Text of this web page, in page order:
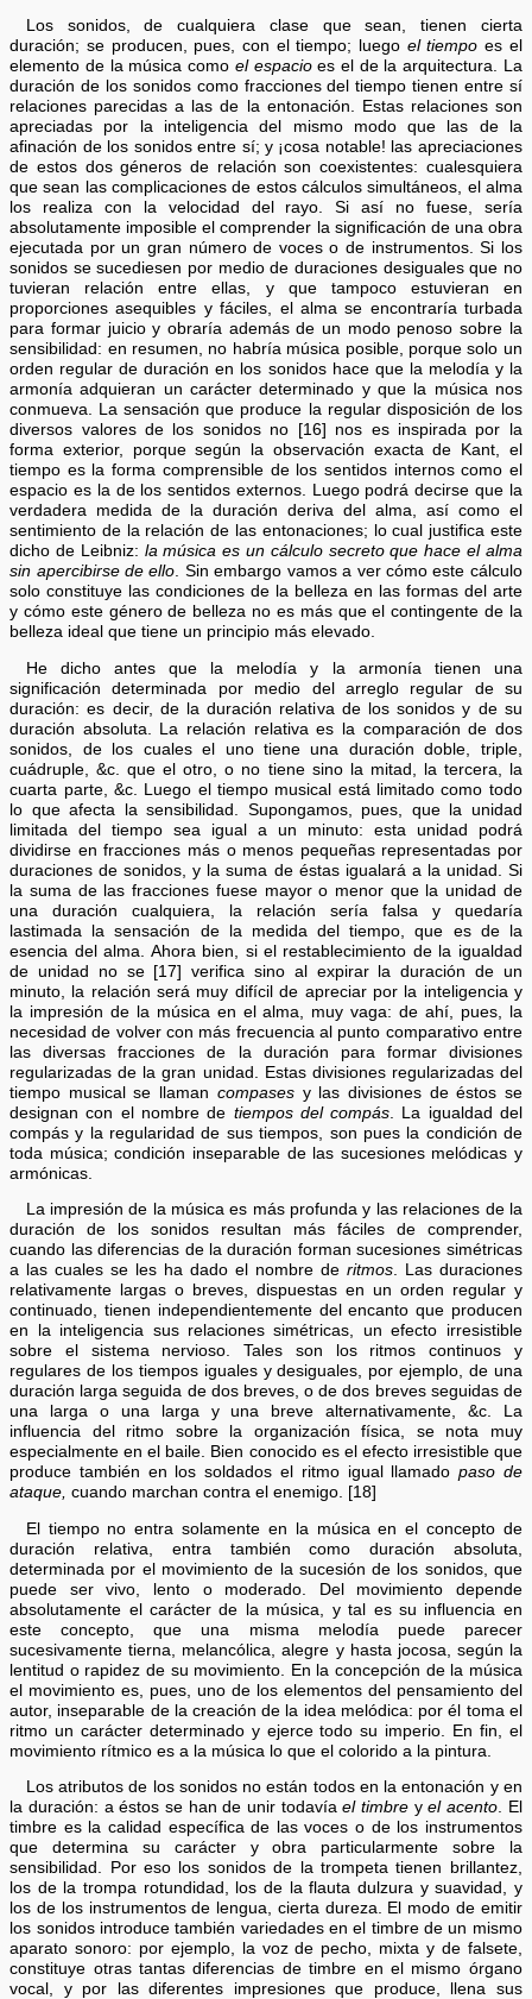
Los sonidos, de cualquiera clase que sean, tienen cierta
duración; se producen, pues, con el tiempo; luego el tiempo es el
elemento de la música como el espacioes el de la arquitectura. La
duración de los sonidos como fracciones del tiempo tienen entre sí
relaciones parecidas a las de la entonación. Estas relaciones son
apreciadas por la inteligencia del mismo modo que las de la
afinación de los sonidos entre sí; y ¡cosa notable! las apreciaciones
de estos dos géneros de relación son coexistentes: cualesquiera
que sean las complicaciones de estos cálculos simultáneos, el alma
los realiza con la velocidad del rayo. Si así no fuese, sería
absolutamente imposible el comprender la significación de una obra
ejecutada por un gran número de voces o de instrumentos. Si los
sonidos se sucediesen por medio de duraciones desiguales que no
tuvieran relación entre ellas, y que tampoco estuvieran en
proporciones asequibles y fáciles, el alma se encontraría turbada
para formar juicio y obraría además de un modo penoso sobre la
sensibilidad: en resumen, no habría música posible, porque solo un
orden regular de duración en los sonidos hace que la melodía y la
armonía adquieran un carácter determinado y que la música nos
conmueva. La sensación que produce la regular disposición de los
diversos valores de los sonidos no [16] nos es inspirada por la
forma exterior, porque según la observación exacta de Kant, el
tiempo es la forma comprensible de los sentidos internos como el
espacio es la de los sentidos externos. Luego podrá decirse que la
verdadera medida de la duración deriva del alma, así como el
sentimiento de la relación de las entonaciones; lo cual justifica este
dicho de Leibniz: la música es un cálculo secreto que hace el alma
sin apercibirse de ello. Sin embargo vamos a ver cómo este cálculo
solo constituye las condiciones de la belleza en las formas del arte
y cómo este género de belleza no es más que el contingente de la
belleza ideal que tiene un principio más elevado.
He dicho antes que la melodía y la armonía tienen una
significación determinada por medio del arreglo regular de su
duración: es decir, de la duración relativa de los sonidos y de su
duración absoluta. La relación relativa es la comparación de dos
sonidos, de los cuales el uno tiene una duración doble, triple,
cuádruple, &c. que el otro, o no tiene sino la mitad, la tercera, la
cuarta parte, &c. Luego el tiempo musical está limitado como todo
lo que afecta la sensibilidad. Supongamos, pues, que la unidad
limitada del tiempo sea igual a un minuto: esta unidad podrá
dividirse en fracciones más o menos pequeñas representadas por
duraciones de sonidos, y la suma de éstas igualará a la unidad. Si
la suma de las fracciones fuese mayor o menor que la unidad de
una duración cualquiera, la relación sería falsa y quedaría
lastimada la sensación de la medida del tiempo, que es de la
esencia del alma. Ahora bien, si el restablecimiento de la igualdad
de unidad no se [17] verifica sino al expirar la duración de un
minuto, la relación será muy difícil de apreciar por la inteligencia y
la impresión de la música en el alma, muy vaga: de ahí, pues, la
necesidad de volver con más frecuencia al punto comparativo entre
las diversas fracciones de la duración para formar divisiones
regularizadas de la gran unidad. Estas divisiones regularizadas del
tiempo musical se llaman compasesy las divisiones de éstos se
designan con el nombre de tiempos del compás . La igualdad del
compás y la regularidad de sus tiempos, son pues la condición de
toda música; condición inseparable de las sucesiones melódicas y
armónicas.
La impresión de la música es más profunda y las relaciones de la
duración de los sonidos resultan más fáciles de comprender,
cuando las diferencias de la duración forman sucesiones simétricas
a las cuales se les ha dado el nombre de ritmos. Las duraciones
relativamente largas o breves, dispuestas en un orden regular y
continuado, tienen independientemente del encanto que producen
en la inteligencia sus relaciones simétricas, un efecto irresistible
sobre el sistema nervioso. Tales son los ritmos continuos y
regulares de los tiempos iguales y desiguales, por ejemplo, de una
duración larga seguida de dos breves, o de dos breves seguidas de
una larga o una larga y una breve alternativamente, &c. La
influencia del ritmo sobre la organización física, se nota muy
especialmente en el baile. Bien conocido es el efecto irresistible que
produce también en los soldados el ritmo igual llamadopaso de
ataque, cuando marchan contra el enemigo. [18]
El tiempo no entra solamente en la música en el concepto de
duración relativa, entra también como duración absoluta,
determinada por el movimiento de la sucesión de los sonidos, que
puede ser vivo, lento o moderado. Del movimiento depende
absolutamente el carácter de la música, y tal es su influencia en
este concepto, que una misma melodía puede parecer
sucesivamente tierna, melancólica, alegre y hasta jocosa, según la
lentitud o rapidez de su movimiento. En la concepción de la música
el movimiento es, pues, uno de los elementos del pensamiento del
autor, inseparable de la creación de la idea melódica: por él toma el
ritmo un carácter determinado y ejerce todo su imperio. En fin, el
movimiento rítmico es a la música lo que el colorido a la pintura.
Los atributos de los sonidos no están todos en la entonación y en
la duración: a éstos se han de unir todavíael timbre yel acento. El
timbre es la calidad específica de las voces o de los instrumentos
que determina su carácter y obra particularmente sobre la
sensibilidad. Por eso los sonidos de la trompeta tienen brillantez,
los de la trompa rotundidad, los de la flauta dulzura y suavidad, y
los de los instrumentos de lengua, cierta dureza. El modo de emitir
los sonidos introduce también variedades en el timbre de un mismo
aparato sonoro: por ejemplo, la voz de pecho, mixta y de falsete,
constituye otras tantas diferencias de timbre en el mismo órgano
vocal, y por las diferentes impresiones que produce, llena sus